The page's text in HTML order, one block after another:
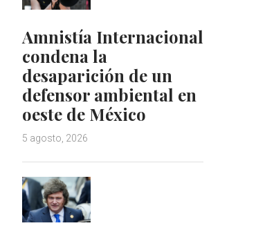
Amnistía Internacional
condena la
desaparición de un
defensor ambiental en
oeste de México
5 agosto, 2026